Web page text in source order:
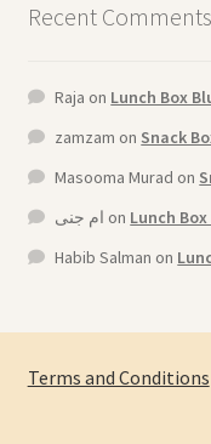
Recent Comments
Raja on
zamzam on
Masooma Murad on
ام جنى on
Habib Salman on
Terms and Conditions